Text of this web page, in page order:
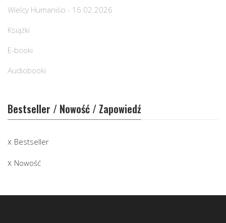
Wielcy Humaniści - 16.02.2026
Książki
E-booki
Audiobooki
Bestseller / Nowość / Zapowiedź
Bestseller
Nowość